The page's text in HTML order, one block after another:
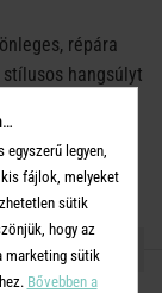
répára
hangsúlyt
más szezonális
feldobja a
legyen,
fájlok, melyeket
sütik
hogy az
marketing sütik
Bővebben a